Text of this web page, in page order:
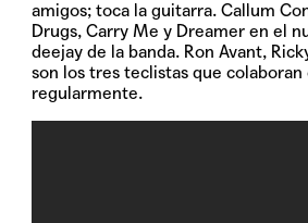
amigos; toca la guitarra. Callum
Drugs, Carry Me y Dreamer en el
deejay de la banda. Ron Avant,
son los tres teclistas que
regularmente.